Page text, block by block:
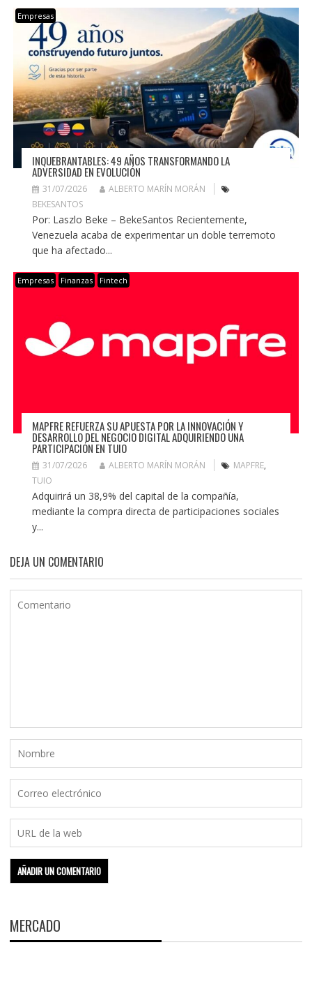
Empresas
INQUEBRANTABLES: 49 AÑOS TRANSFORMANDO LA
ADVERSIDAD EN EVOLUCIÓN
31/07/2026
ALBERTO MARÍN MORÁN
BEKESANTOS
Por: Laszlo Beke – BekeSantos Recientemente,
Venezuela acaba de experimentar un doble terremoto
que ha afectado...
Empresas Finanzas Fintech
MAPFRE REFUERZA SU APUESTA POR LA INNOVACIÓN Y
DESARROLLO DEL NEGOCIO DIGITAL ADQUIRIENDO UNA
PARTICIPACIÓN EN TUIO
31/07/2026 ALBERTO MARÍN MORÁN MAPFRE,
TUIO
Adquirirá un 38,9% del capital de la compañía,
mediante la compra directa de participaciones sociales
y...
DEJA UN COMENTARIO
MERCADO